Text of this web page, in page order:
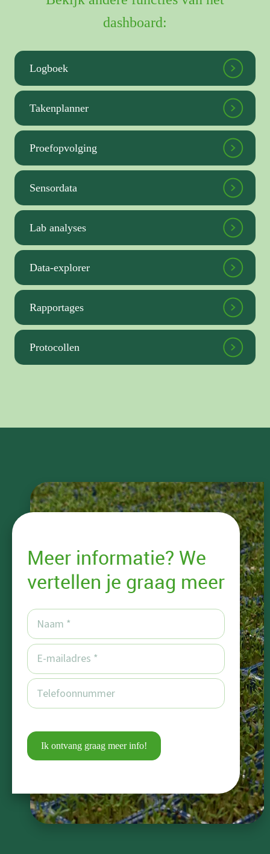
dashboard:
Logboek
Takenplanner
Proefopvolging
Sensordata
Lab analyses
Data-explorer
Rapportages
Protocollen
Meer informatie? We
vertellen je graag meer
Ik ontvang graag meer info!